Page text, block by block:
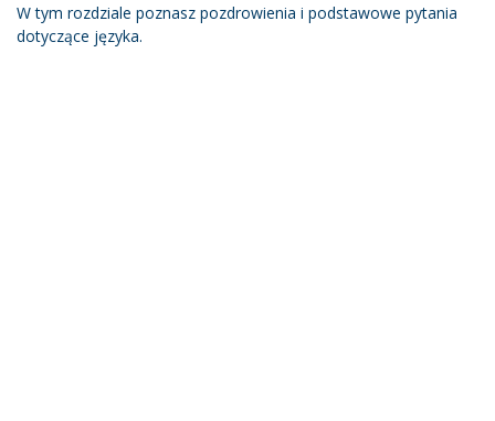
W tym rozdziale poznasz pozdrowienia i podstawowe pytania
dotyczące języka.